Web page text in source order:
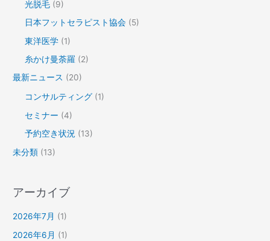
光脱毛 (9)
日本フットセラピスト協会 (5)
東洋医学 (1)
糸かけ曼荼羅 (2)
最新ニュース (20)
コンサルティング (1)
セミナー (4)
予約空き状況 (13)
未分類 (13)
アーカイブ
2026年7月 (1)
2026年6月 (1)